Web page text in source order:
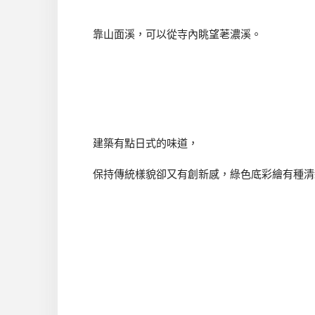
靠山面溪，可以從寺內眺望荖濃溪。
建築有點日式的味道，
保持傳統樣貌卻又有創新感，綠色底彩繪有種